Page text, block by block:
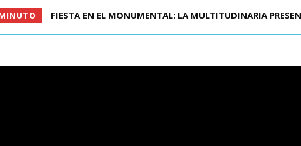
DIRECCIÓN DEL TRABAJO MANTIENE SUSPENSIÓN DE